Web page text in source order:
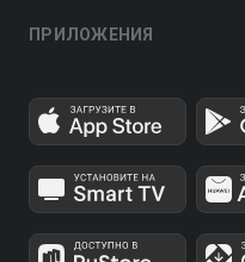
ПРИЛОЖЕНИЯ